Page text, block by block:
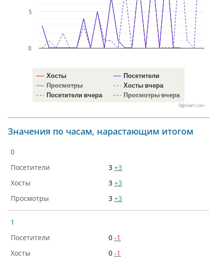
Хосты
Посетители
Просмотры
Хосты вчера
Посетители вчера
Просмотры вчера
0
5
Highcharts.com
Значения по часам, нарастающим итогом
0
3 +3
3 +3
3 +3
1
0 -1
0 -1